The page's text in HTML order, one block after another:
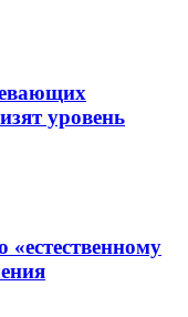
уровень
«естественному